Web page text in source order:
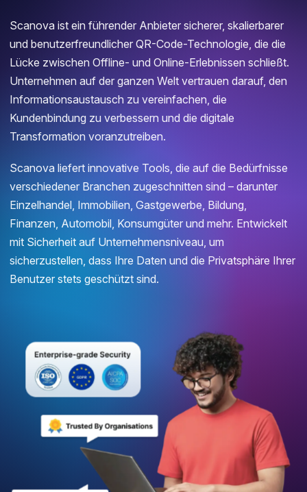
Scanova ist ein führender Anbieter sicherer, skalierbarer
und benutzerfreundlicher QR-Code-Technologie, die die
Lücke zwischen Offline- und Online-Erlebnissen schließt.
Unternehmen auf der ganzen Welt vertrauen darauf, den
Informationsaustausch zu vereinfachen, die
Kundenbindung zu verbessern und die digitale
Transformation voranzutreiben.
Scanova liefert innovative Tools, die auf die Bedürfnisse
verschiedener Branchen zugeschnitten sind – darunter
Einzelhandel, Immobilien, Gastgewerbe, Bildung,
Finanzen, Automobil, Konsumgüter und mehr. Entwickelt
mit Sicherheit auf Unternehmensniveau, um
sicherzustellen, dass Ihre Daten und die Privatsphäre Ihrer
Benutzer stets geschützt sind.